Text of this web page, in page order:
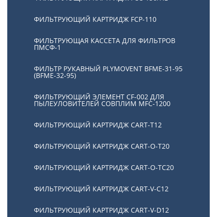
ФИЛЬТРУЮЩИЙ КАРТРИДЖ FCP-110
ФИЛЬТРУЮЩАЯ КАССЕТА ДЛЯ ФИЛЬТРОВ
ПМСФ-1
ФИЛЬТР РУКАВНЫЙ PLYMOVENT BFME-31-95
(BFME-32-95)
ФИЛЬТРУЮЩИЙ ЭЛЕМЕНТ CF-002 ДЛЯ
ПЫЛЕУЛОВИТЕЛЕЙ СОВПЛИМ MFC-1200
ФИЛЬТРУЮЩИЙ КАРТРИДЖ CART-T12
ФИЛЬТРУЮЩИЙ КАРТРИДЖ CART-O-T20
ФИЛЬТРУЮЩИЙ КАРТРИДЖ CART-O-TC20
ФИЛЬТРУЮЩИЙ КАРТРИДЖ CART-V-C12
ФИЛЬТРУЮЩИЙ КАРТРИДЖ CART-V-D12